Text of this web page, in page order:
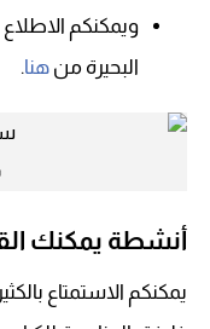
ويمكنكم
البحيرة من هنا.
أنشطة يمكنك
يمكنكم الاستمتاع